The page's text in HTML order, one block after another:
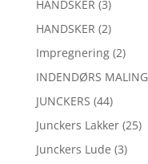
HANDSKER (3)
HANDSKER (2)
Impregnering (2)
INDENDØRS MALING
JUNCKERS (44)
Junckers Lakker (25)
Junckers Lude (3)